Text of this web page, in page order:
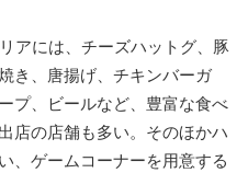
アには、チーズハットグ、豚
き、唐揚げ、チキンバーガ
プ、ビールなど、豊富な食べ
店の店舗も多い。そのほかハ
、ゲームコーナーを用意する